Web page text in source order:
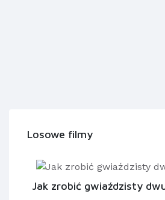
Losowe filmy
Jak zrobić gwiaździsty